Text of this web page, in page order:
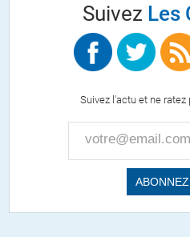
Séraphim //04.05.2019
Aucune action « terroriste’ sur
terroristes entreraient dans la
feu, il ne se passerait…rien! La
automatiquement. Point.
Phénix//04.05.2019 à
Suivez Les
Suivez l'actu et ne